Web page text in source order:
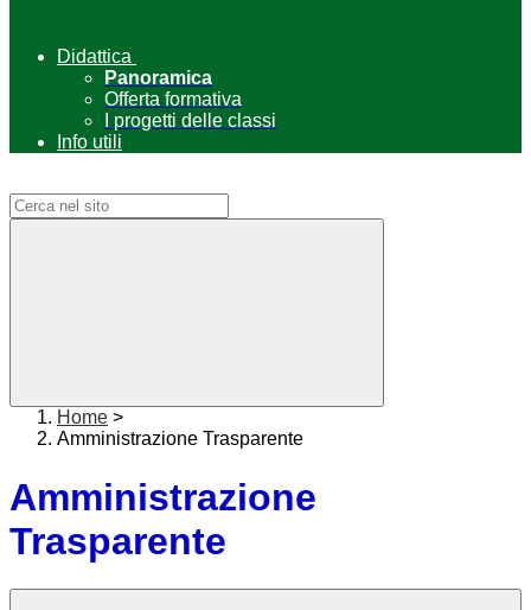
Didattica
Panoramica
Offerta formativa
I progetti delle classi
Info utili
Home >
Amministrazione Trasparente
Amministrazione
Trasparente